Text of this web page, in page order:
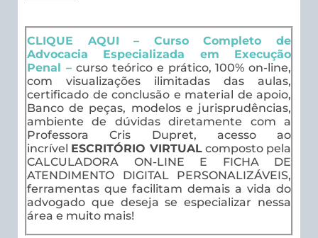
CLIQUE AQUI – Curso Completo de
Advocacia Especializada em Execução
Penal –curso teórico e prático, 100% on-line,
com visualizações ilimitadas das aulas,
certificado de conclusão e material de apoio,
Banco de peças, modelos e jurisprudências,
ambiente de dúvidas diretamente com a
Professora Cris Dupret, acesso ao
incrível ESCRITÓRIO VIRTUALcomposto pela
CALCULADORA ON-LINE E FICHA DE
ATENDIMENTO DIGITAL PERSONALIZÁVEIS,
ferramentas que facilitam demais a vida do
advogado que deseja se especializar nessa
área e muito mais!